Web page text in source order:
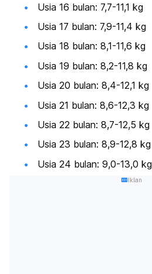
Usia 16 bulan: 7,7-11,1 kg
Usia 17 bulan: 7,9-11,4 kg
Usia 18 bulan: 8,1-11,6 kg
Usia 19 bulan: 8,2-11,8 kg
Usia 20 bulan: 8,4-12,1 kg
Usia 21 bulan: 8,6-12,3 kg
Usia 22 bulan: 8,7-12,5 kg
Usia 23 bulan: 8,9-12,8 kg
Usia 24 bulan: 9,0-13,0 kg
Iklan